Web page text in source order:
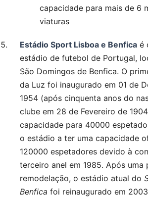
capacidade para mais de 6
viaturas
Estádio Sport Lisboa e Benfica é
estádio de futebol de Portugal,
São Domingos de Benfica. O
da Luz foi inaugurado em 01 de
1954 (após cinquenta anos do
clube em 28 de Fevereiro de
capacidade para 40000
o estádio a ter uma capacidade
120000 espetadores devido à
terceiro anel em 1985. Após uma
remodelação, o estádio atual do
Benfica foi reinaugurado em